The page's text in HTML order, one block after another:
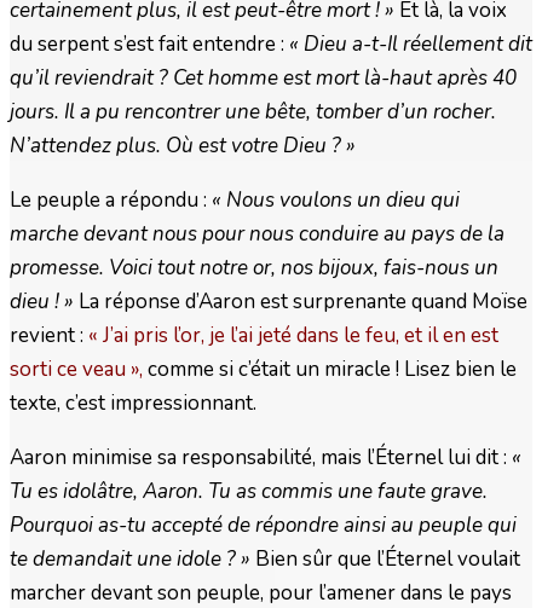
certainement plus, il est peut-être mort ! » Et là, la voix
du serpent s’est fait entendre : « Dieu a-t-Il réellement dit
qu’il reviendrait ? Cet homme est mort là-haut après 40
jours. Il a pu rencontrer une bête, tomber d’un rocher.
N’attendez plus. Où est votre Dieu ? »
Le peuple a répondu : « Nous voulons un dieu qui
marche devant nous pour nous conduire au pays de la
promesse. Voici tout notre or, nos bijoux, fais-nous un
dieu ! » La réponse d’Aaron est surprenante quand Moïse
revient : « J’ai pris l’or, je l’ai jeté dans le feu, et il en est
sorti ce veau », comme si c’était un miracle ! Lisez bien le
texte, c’est impressionnant.
Aaron minimise sa responsabilité, mais l’Éternel lui dit : «
Tu es idolâtre, Aaron. Tu as commis une faute grave.
Pourquoi as-tu accepté de répondre ainsi au peuple qui
te demandait une idole ? » Bien sûr que l’Éternel voulait
marcher devant son peuple, pour l’amener dans le pays